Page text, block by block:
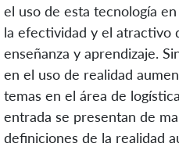
el uso de esta tecnología
la efectividad y el atractivo
enseñanza y aprendizaje.
en el uso de realidad
temas en el área de
entrada se presentan de
definiciones de la realidad